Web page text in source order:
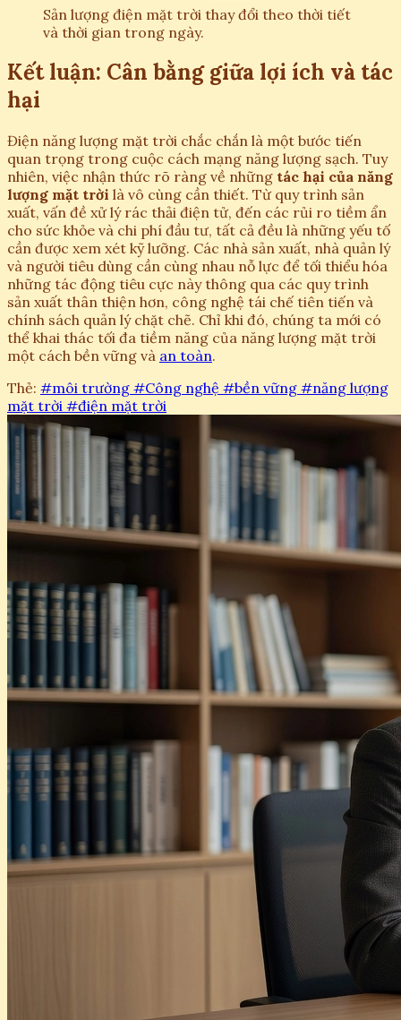
Sản lượng điện mặt trời thay đổi theo thời tiết
và thời gian trong ngày.
Kết luận: Cân bằng giữa lợi ích và tác
hại
Điện năng lượng mặt trời chắc chắn là một bước tiến
quan trọng trong cuộc cách mạng năng lượng sạch. Tuy
nhiên, việc nhận thức rõ ràng về những tác hại của năng
lượng mặt trời là vô cùng cần thiết. Từ quy trình sản
xuất, vấn đề xử lý rác thải điện tử, đến các rủi ro tiềm ẩn
cho sức khỏe và chi phí đầu tư, tất cả đều là những yếu tố
cần được xem xét kỹ lưỡng. Các nhà sản xuất, nhà quản lý
và người tiêu dùng cần cùng nhau nỗ lực để tối thiểu hóa
những tác động tiêu cực này thông qua các quy trình
sản xuất thân thiện hơn, công nghệ tái chế tiên tiến và
chính sách quản lý chặt chẽ. Chỉ khi đó, chúng ta mới có
thể khai thác tối đa tiềm năng của năng lượng mặt trời
một cách bền vững và an toàn.
Thẻ: #môi trường #Công nghệ #bền vững #năng lượng
mặt trời #điện mặt trời